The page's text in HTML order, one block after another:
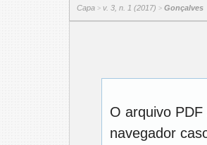
Capa > v. 3, n. 1 (2017) > Gonçalves
O arquivo
navegador